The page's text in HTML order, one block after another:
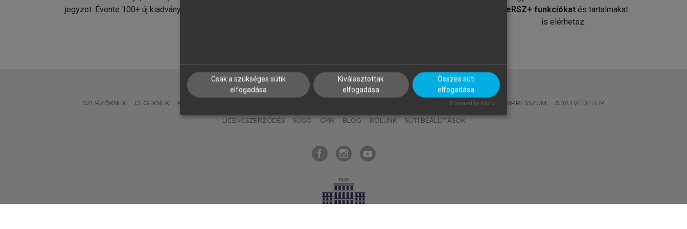
jegyzet. Évente 100+ új kiadvány.
MeRSZ+ funkciókat és tartalmakat
is elérhetsz.
SZERZŐKNEK CÉGEKNEK KÖNYVTÁROSOKNAK MI – ÁLTALÁNOS IRÁNYELVEK IMPRESSZUM ADATVÉDELEM
LICENCSZERZŐDÉS SÚGÓ GYIK BLOG RÓLUNK SÜTI BEÁLLÍTÁSOK
Csak a szükséges sütik
elfogadása
Kiválasztottak
elfogadása
Összes süti
elfogadása
Powered by Klaro!